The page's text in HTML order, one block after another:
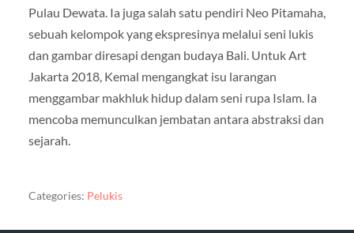
Pulau Dewata. Ia juga salah satu pendiri Neo Pitamaha,
sebuah kelompok yang ekspresinya melalui seni lukis
dan gambar diresapi dengan budaya Bali. Untuk Art
Jakarta 2018, Kemal mengangkat isu larangan
menggambar makhluk hidup dalam seni rupa Islam. Ia
mencoba memunculkan jembatan antara abstraksi dan
sejarah.
Categories: Pelukis